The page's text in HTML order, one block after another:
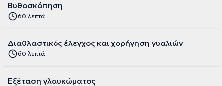
Βυθοσκόπηση
60 λεπτά
Διαθλαστικός έλεγχος και χορήγηση γυαλιών
60 λεπτά
Εξέταση γλαυκώματος